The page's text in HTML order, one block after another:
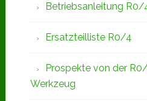
Betriebsanleitung R0/
Ersatzteilliste R0/4
Prospekte von der
Werkzeug